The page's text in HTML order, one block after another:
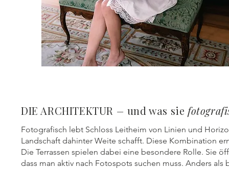
DIE ARCHITEKTUR – und was sie
Fotografisch lebt Schloss Leitheim von Linien und
Landschaft dahinter Weite schafft. Diese Kombination
Die Terrassen spielen dabei eine besondere Rolle. Sie
dass man aktiv nach Fotospots suchen muss. Anders